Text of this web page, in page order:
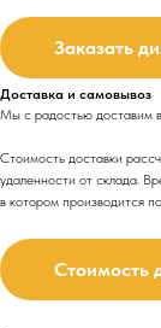
Заказать
Доставка и самовывоз
Мы с радостью доставим
Стоимость доставки
удаленности от склада.
в котором производится
Стоимость